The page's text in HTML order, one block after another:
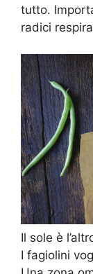
tutto.
radici
Il sole è
I fagiolini